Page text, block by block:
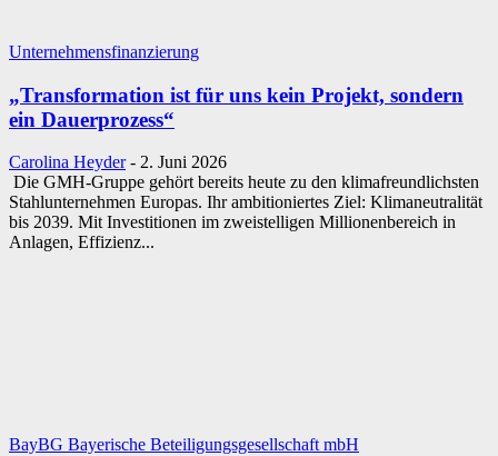
Unternehmensfinanzierung
„Transformation ist für uns kein Projekt, sondern
ein Dauerprozess“
Carolina Heyder - 2. Juni 2026
Die GMH-Gruppe gehört bereits heute zu den klimafreundlichsten
Stahlunternehmen Europas. Ihr ambitioniertes Ziel: Klimaneutralität
bis 2039. Mit Investitionen im zweistelligen Millionenbereich in
Anlagen, Effizienz...
BayBG Bayerische Beteiligungsgesellschaft mbH